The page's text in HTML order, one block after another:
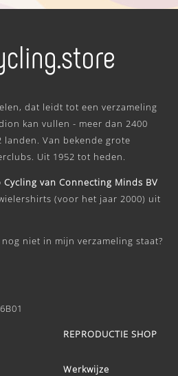
dat leidt tot een verzameling
kan vullen - meer dan 2400
Van bekende grote
Uit 1952 tot heden.
Cycling van Connecting Minds BV
(voor het jaar 2000) uit
niet in mijn verzameling staat?
REPRODUCTIE SHOP
Werkwijze